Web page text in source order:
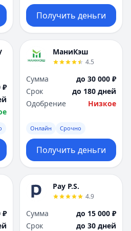
Получить деньги
₽
МаниКэш
4.5
Сумма
до 30 000 ₽
Срок
до 180 дней
Одобрение
Низкое
Онлайн Срочно
Получить деньги
₽
Pay P.S.
4.9
Сумма
до 15 000 ₽
Срок
до 30 дней